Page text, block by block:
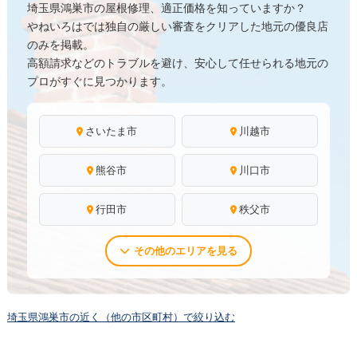
埼玉県鴻巣市の屋根修理、適正価格を知っていますか？
やねいろはでは独自の厳しい審査をクリアした地元の優良店
のみを掲載。
高額請求などのトラブルを避け、安心して任せられる地元の
プロがすぐに見つかります。
さいたま市 川越市
熊谷市 川口市
行田市 秩父市
その他のエリアを見る
埼玉県鴻巣市の近く（他の市区町村）で絞り込む